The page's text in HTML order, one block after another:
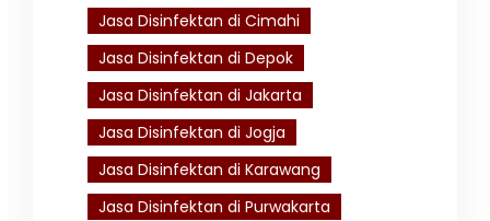
Jasa Disinfektan di Cimahi
Jasa Disinfektan di Depok
Jasa Disinfektan di Jakarta
Jasa Disinfektan di Jogja
Jasa Disinfektan di Karawang
Jasa Disinfektan di Purwakarta